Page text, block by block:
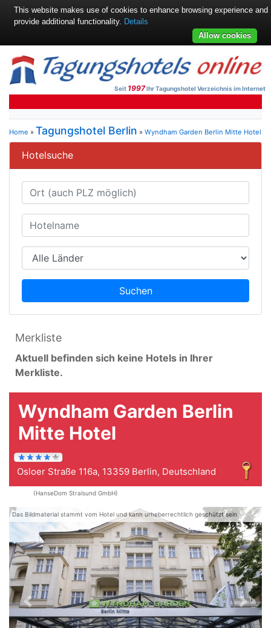
Seit 1997Ihr Tagungshotel Verzeichnis im Internet
Home » Tagungshotel Berlin » Wyndham Garden Berlin Mitte Hotel
Hotelsuche
Suchen
Merkliste
Aktuell befinden sich keine Hotels in Ihrer
Merkliste.
Wyndham Garden Berlin
Mitte Hotel
Osloer Straße 116a, 13359 Berlin, Deutschland
(HanseDom Stralsund GmbH)
Das Bildmaterial stammt vom Hotel und kann urheberrechtlich geschützt sein.
Zurück
This website makes use of cookies to enhance browsing experience and
provide additional functionality. Details
Allow cookies